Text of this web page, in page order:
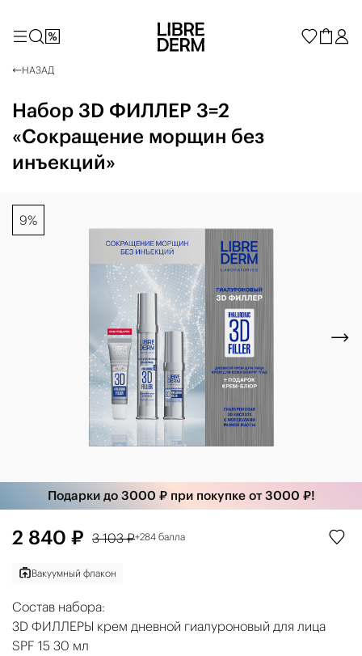
НАЗАД
Набор 3D ФИЛЛЕР 3=2
«Сокращение морщин без
инъекций»
9%
Подарки до 3000 ₽ при покупке от 3000 ₽!
Вакуумный флакон
Состав набора:
3D ФИЛЛЕРЫ крем дневной гиалуроновый для лица
SPF 15 30 мл
+284 балла
2 840 ₽ 3 103 ₽